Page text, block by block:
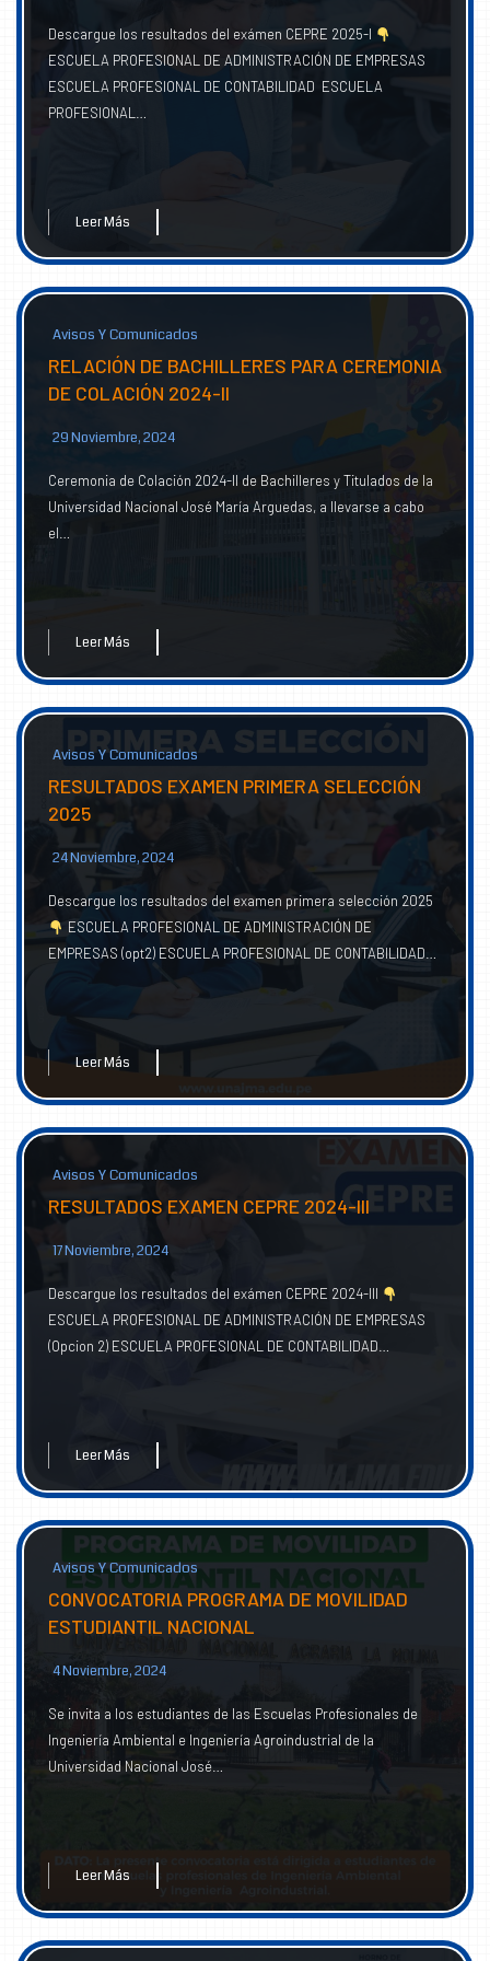
Descargue los resultados del exámen CEPRE 2025-I
ESCUELA PROFESIONAL DE ADMINISTRACIÓN DE EMPRESAS
ESCUELA PROFESIONAL DE CONTABILIDAD ESCUELA
PROFESIONAL…
Leer Más
Avisos Y Comunicados
RELACIÓN DE BACHILLERES PARA CEREMONIA
DE COLACIÓN 2024-II
29 Noviembre, 2024
Ceremonia de Colación 2024-II de Bachilleres y Titulados de la
Universidad Nacional José María Arguedas, a llevarse a cabo
el…
Leer Más
Avisos Y Comunicados
RESULTADOS EXAMEN PRIMERA SELECCIÓN
2025
24 Noviembre, 2024
Descargue los resultados del examen primera selección 2025
ESCUELA PROFESIONAL DE ADMINISTRACIÓN DE
EMPRESAS (opt2) ESCUELA PROFESIONAL DE CONTABILIDAD…
Leer Más
Avisos Y Comunicados
RESULTADOS EXAMEN CEPRE 2024-III
17 Noviembre, 2024
Descargue los resultados del exámen CEPRE 2024-III
ESCUELA PROFESIONAL DE ADMINISTRACIÓN DE EMPRESAS
(Opcion 2) ESCUELA PROFESIONAL DE CONTABILIDAD…
Leer Más
Avisos Y Comunicados
CONVOCATORIA PROGRAMA DE MOVILIDAD
ESTUDIANTIL NACIONAL
4 Noviembre, 2024
Se invita a los estudiantes de las Escuelas Profesionales de
Ingeniería Ambiental e Ingeniería Agroindustrial de la
Universidad Nacional José…
Leer Más